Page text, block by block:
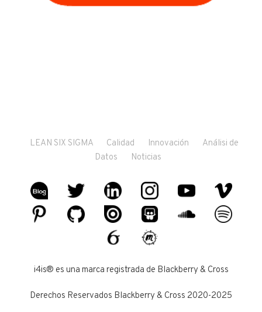
LEAN SIX SIGMA Calidad Innovación
Análisi de
Datos
Noticias
i4is® es una marca registrada de Blackberry & Cross
Derechos Reservados Blackberry & Cross 2020-2025